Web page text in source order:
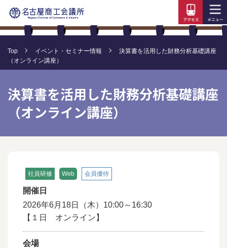
Top イベント・セミナー情報
決算書を活用した財務分析基礎講座
（オンライン講座）
決算書を活用した財務分析基礎講座
（オンライン講座）
社員研修 Web 会員優待
開催日
2026年6月18日（木）10:00～16:30
【１日 オンライン】
会場